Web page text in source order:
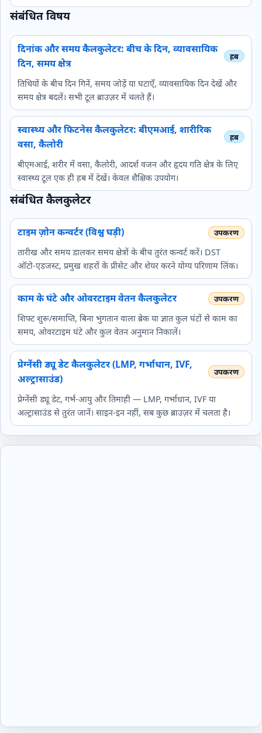
संबंधित विषय
दिनांक और समय कैलकुलेटर: बीच के दिन, व्यावसायिक
दिन, समय क्षेत्र
तिथियों के बीच दिन गिनें, समय जोड़ें या घटाएँ, व्यावसायिक दिन देखें और
समय क्षेत्र बदलें। सभी टूल ब्राउज़र में चलते हैं।
स्वास्थ्य और फिटनेस कैलकुलेटर: बीएमआई, शारीरिक
वसा, कैलोरी
बीएमआई, शरीर में वसा, कैलोरी, आदर्श वजन और हृदय गति क्षेत्र के लिए
स्वास्थ्य टूल एक ही हब में देखें। केवल शैक्षिक उपयोग।
संबंधित कैलकुलेटर
टाइम ज़ोन कन्वर्टर (विश्व घड़ी)
तारीख और समय डालकर समय क्षेत्रों के बीच तुरंत कन्वर्ट करें। DST
ऑटो‑एडजस्ट, प्रमुख शहरों के प्रीसेट और शेयर करने योग्य परिणाम लिंक।
काम के घंटे और ओवरटाइम वेतन कैलकुलेटर
शिफ्ट शुरू/समाप्ति, बिना भुगतान वाला ब्रेक या ज्ञात कुल घंटों से काम का
समय, ओवरटाइम घंटे और कुल वेतन अनुमान निकालें।
प्रेग्नेंसी ड्यू डेट कैलकुलेटर (LMP, गर्भाधान, IVF,
अल्ट्रासाउंड)
प्रेग्नेंसी ड्यू डेट, गर्भ-आयु और तिमाही — LMP, गर्भाधान, IVF या
अल्ट्रासाउंड से तुरंत जानें। साइन-इन नहीं, सब कुछ ब्राउज़र में चलता है।